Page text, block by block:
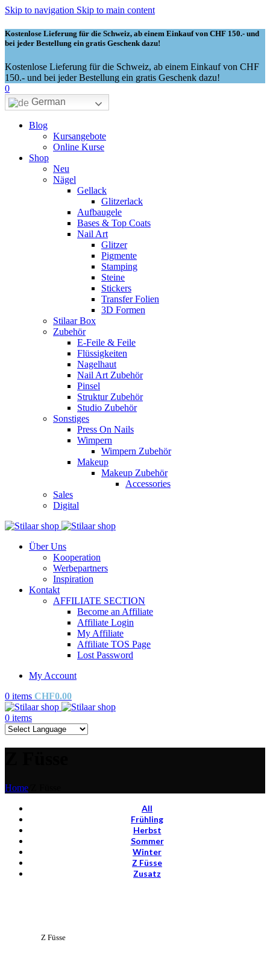
Skip to navigation Skip to main content
Kostenlose Lieferung für die Schweiz, ab einem Einkauf von CHF 150.- und
bei jeder Bestellung ein gratis Geschenk dazu!
Kostenlose Lieferung für die Schweiz, ab einem Einkauf von CHF
150.- und bei jeder Bestellung ein gratis Geschenk dazu!
0
German
Blog
Kursangebote
Online Kurse
Shop
Neu
Nägel
Gellack
Glitzerlack
Aufbaugele
Bases & Top Coats
Nail Art
Glitzer
Pigmente
Stamping
Steine
Stickers
Transfer Folien
3D Formen
Stilaar Box
Zubehör
E-Feile & Feile
Flüssigkeiten
Nagelhaut
Nail Art Zubehör
Pinsel
Struktur Zubehör
Studio Zubehör
Sonstiges
Press On Nails
Wimpern
Wimpern Zubehör
Makeup
Makeup Zubehör
Accessories
Sales
Digital
Über Uns
Kooperation
Werbepartners
Inspiration
Kontakt
AFFILIATE SECTION
Become an Affiliate
Affiliate Login
My Affiliate
Affiliate TOS Page
Lost Password
My Account
0 items CHF0.00
0 items
Home
All
Frühling
Herbst
Sommer
Winter
Z Füsse
Zusatz
Z Füsse